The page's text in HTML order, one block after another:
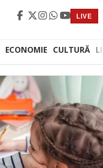
LIVE
ECONOMIE CULTURĂ